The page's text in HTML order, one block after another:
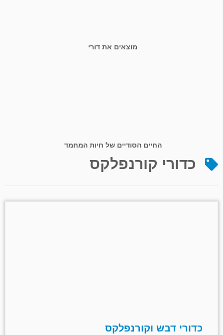
מוצאים את דורי
החיים הסודיים של חיות המחמד
כדורי קורנפלקס
כדורי דבש וקורנפלקס